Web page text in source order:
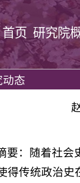
首页 研究院
动态
要：随着社会
得传统政治史